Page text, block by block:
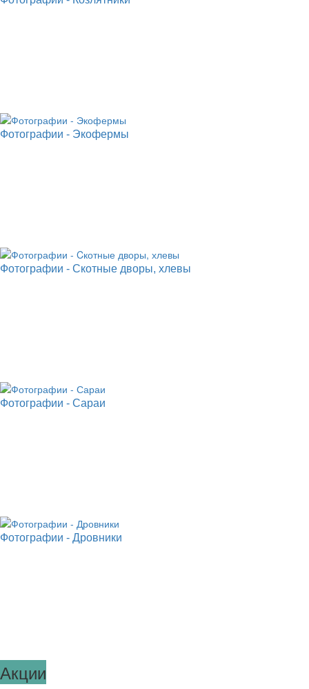
Фотографии - Экофермы
Фотографии - Cкотные дворы, хлевы
Фотографии - Сараи
Фотографии - Дровники
Акции